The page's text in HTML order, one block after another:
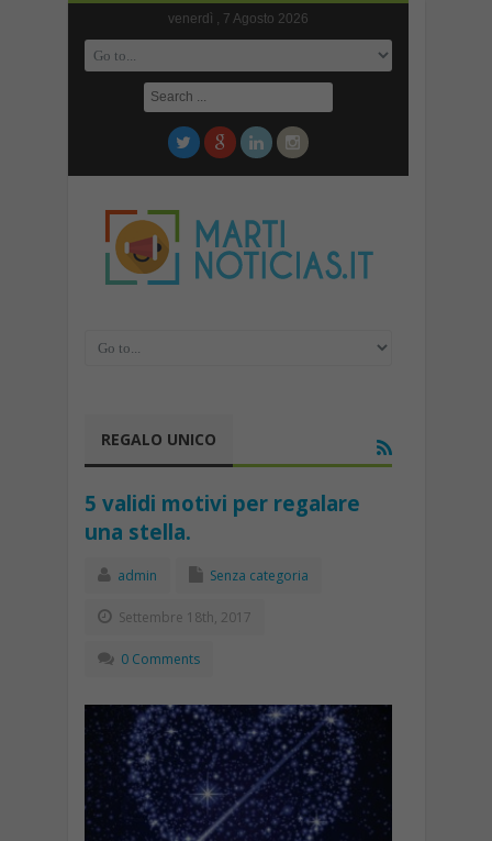
venerdì , 7 Agosto 2026
REGALO UNICO
5 validi motivi per regalare
una stella.
admin Senza categoria
Settembre 18th, 2017
0 Comments